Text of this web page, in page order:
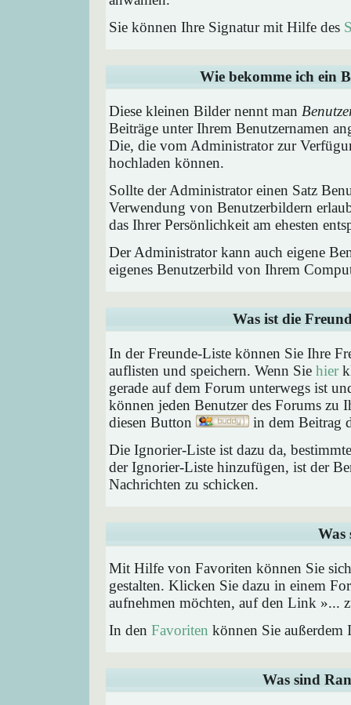
Sie können Ihre Signatur mit Hilfe des
Wie bekomme ich ein
Diese kleinen Bilder nennt man
Beiträge unter Ihrem Benutzernamen
Die, die vom Administrator zur
hochladen können.
Sollte der Administrator einen Satz
Verwendung von Benutzerbildern
das Ihrer Persönlichkeit am ehesten
Der Administrator kann auch eigene
eigenes Benutzerbild von Ihrem
Was ist die
In der Freunde-Liste können Sie Ihre
auflisten und speichern. Wenn Sie hier
gerade auf dem Forum unterwegs ist
können jeden Benutzer des Forums zu
diesen Button
in dem Beitrag
Die Ignorier-Liste ist dazu da,
der Ignorier-Liste hinzufügen, ist der
Nachrichten zu schicken.
Was
Mit Hilfe von Favoriten können Sie
gestalten. Klicken Sie dazu in einem
aufnehmen möchten, auf den Link »...
In den Favoriten können Sie
Was sind